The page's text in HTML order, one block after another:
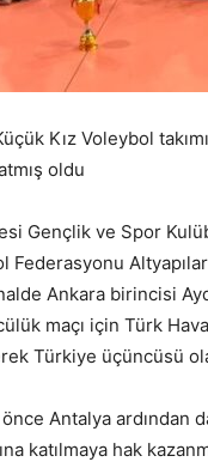
Kız Voleybol
oldu
Gençlik ve Spor
Ankara birincisi
maçı için Türk
Türkiye üçüncüsü
önce Antalya
katılmaya hak